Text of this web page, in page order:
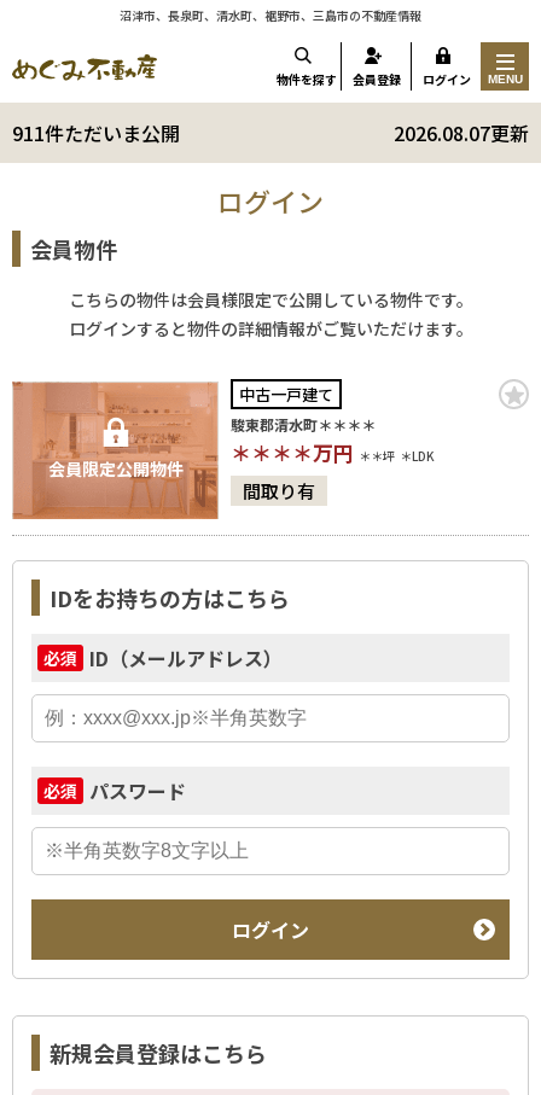
沼津市、長泉町、清水町、裾野市、三島市の不動産情報
911件ただいま公開 2026.08.07更新
物件を探す 会員登録 ログイン MENU
ログイン
会員物件
こちらの物件は会員様限定で公開している物件です。
ログインすると物件の詳細情報がご覧いただけます。
会員限定公開物件
中古一戸建て
駿東郡清水町＊＊＊＊
＊＊＊＊万円 ＊＊坪 ＊LDK
間取り有
IDをお持ちの方はこちら
必須 ID（メールアドレス）
必須 パスワード
ログイン
新規会員登録はこちら